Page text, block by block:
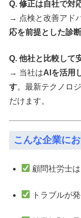
Q. 修正は自社で対
→ 点検と改善アド
応を前提とした診
Q. 他社と比較して
→ 当社はAIを活用
す。最新テクノロ
だけます。
こんな企業に
顧問社労士
トラブルが